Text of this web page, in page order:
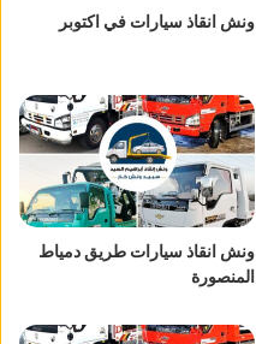
ونش انقاذ سيارات في اكتوبر
ونش انقاذ سيارات طريق دمياط
المنصورة